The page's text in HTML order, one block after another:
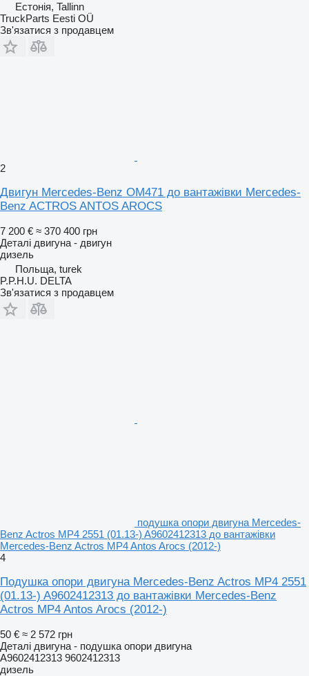
Естонія, Tallinn
TruckParts Eesti OÜ
Зв'язатися з продавцем
2
Двигун Mercedes-Benz OM471 до вантажівки Mercedes-
Benz ACTROS ANTOS AROCS
7 200 € ≈ 370 400 грн
Деталі двигуна - двигун
дизель
Польща, turek
P.P.H.U. DELTA
Зв'язатися з продавцем
подушка опори двигуна Mercedes-
Benz Actros MP4 2551 (01.13-) A9602412313 до вантажівки
Mercedes-Benz Actros MP4 Antos Arocs (2012-)
4
Подушка опори двигуна Mercedes-Benz Actros MP4 2551
(01.13-) A9602412313 до вантажівки Mercedes-Benz
Actros MP4 Antos Arocs (2012-)
50 € ≈ 2 572 грн
Деталі двигуна - подушка опори двигуна
A9602412313 9602412313
дизель